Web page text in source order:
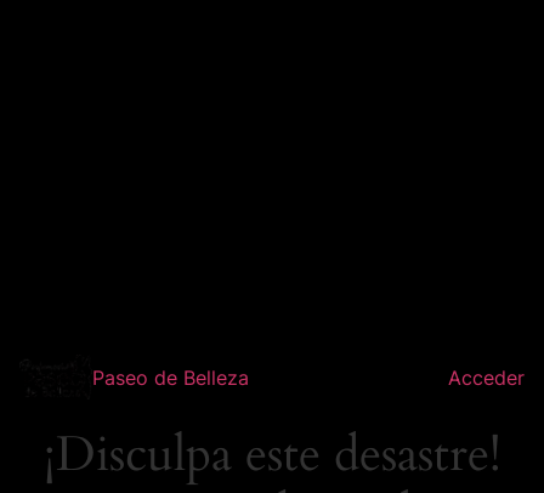
Paseo de Belleza Acceder
¡Disculpa este desastre!